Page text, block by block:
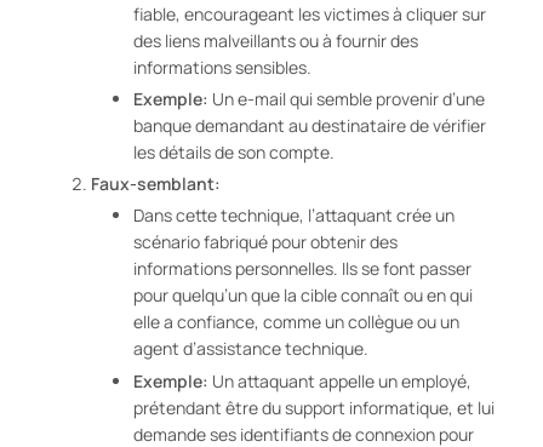
fiable, encourageant les victimes à cliquer sur
des liens malveillants ou à fournir des
informations sensibles.
Exemple: Un e-mail qui semble provenir d’une
banque demandant au destinataire de vérifier
les détails de son compte.
Faux-semblant:
Dans cette technique, l’attaquant crée un
scénario fabriqué pour obtenir des
informations personnelles. Ils se font passer
pour quelqu’un que la cible connaît ou en qui
elle a confiance, comme un collègue ou un
agent d’assistance technique.
Exemple: Un attaquant appelle un employé,
prétendant être du support informatique, et lui
demande ses identifiants de connexion pour